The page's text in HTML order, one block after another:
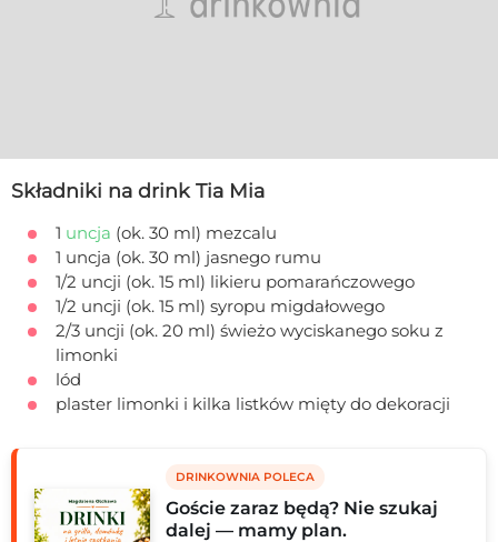
Składniki na drink Tia Mia
1 uncja (ok. 30 ml) mezcalu
1 uncja (ok. 30 ml) jasnego rumu
1/2 uncji (ok. 15 ml) likieru pomarańczowego
1/2 uncji (ok. 15 ml) syropu migdałowego
2/3 uncji (ok. 20 ml) świeżo wyciskanego soku z
limonki
lód
plaster limonki i kilka listków mięty do dekoracji
DRINKOWNIA POLECA
Goście zaraz będą? Nie szukaj
dalej — mamy plan.